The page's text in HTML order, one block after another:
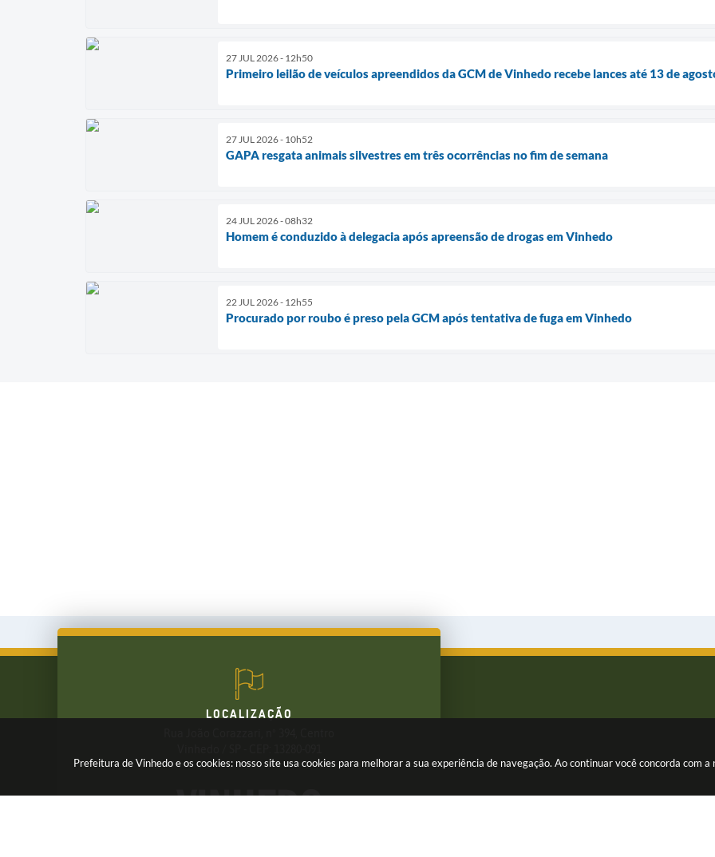
Prefeitura de Vinhedo e os cookies: nosso site usa cookies para melhorar a sua experiência de navegação. Ao continuar você concorda com a
27 JUL 2026 - 12h50
Primeiro leilão de veículos apreendidos da GCM de Vinhedo recebe lances até 13 de
27 JUL 2026 - 10h52
GAPA resgata animais silvestres em três ocorrências no fim de semana
24 JUL 2026 - 08h32
Homem é conduzido à delegacia após apreensão de drogas em Vinhedo
22 JUL 2026 - 12h55
Procurado por roubo é preso pela GCM após tentativa de fuga em Vinhedo
(19) 3826-7800
LOCALIZAÇÃO